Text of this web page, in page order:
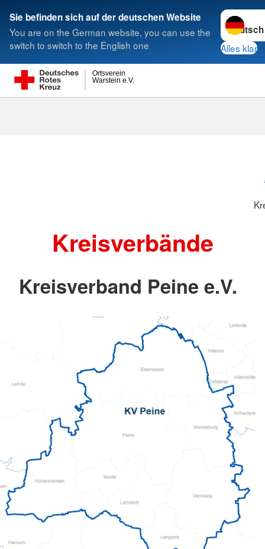
Sie befinden sich auf der deutschen Website
You are on the German website, you can use the
switch to switch to the English one
Sprache
Alles klar
Warstein e.V.
Ortsverein
Suche
Kreisverbände
Kreisverband Peine e.V.